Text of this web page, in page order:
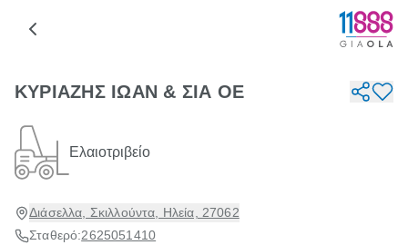
ΚΥΡΙΑΖΗΣ ΙΩΑΝ & ΣΙΑ ΟΕ
Ελαιοτριβείο
Διάσελλα, Σκιλλούντα, Ηλεία, 27062
Σταθερό:2625051410